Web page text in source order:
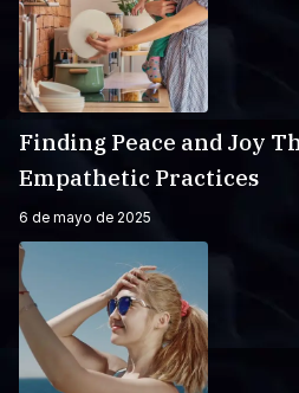
Finding Peace and Joy
Empathetic Practices
6 de mayo de 2025